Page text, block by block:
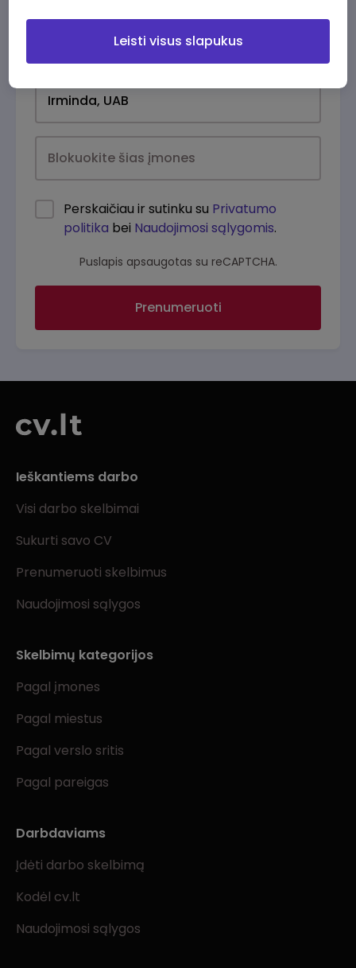
Perskaičiau ir sutinku su Privatumo
politika bei Naudojimosi sąlygomis.
Puslapis apsaugotas su reCAPTCHA.
Prenumeruoti
Ieškantiems darbo
Visi darbo skelbimai
Sukurti savo CV
Prenumeruoti skelbimus
Naudojimosi sąlygos
Skelbimų kategorijos
Pagal įmones
Pagal miestus
Pagal verslo sritis
Pagal pareigas
Darbdaviams
Įdėti darbo skelbimą
Kodėl cv.lt
Naudojimosi sąlygos
Leisti visus slapukus